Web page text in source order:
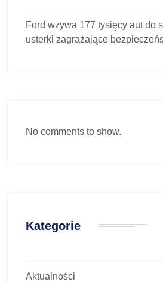
Ford wzywa 177 tysięcy aut do
usterki zagrażające
No comments to show.
Kategorie
Aktualności